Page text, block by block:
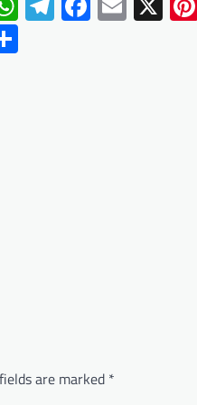
are marked *